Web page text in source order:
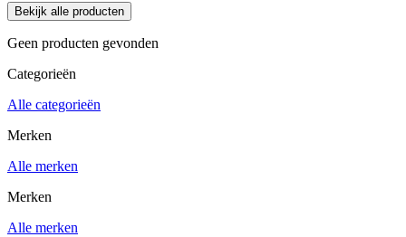
Geen producten gevonden
Categorieën
Alle categorieën
Merken
Alle merken
Merken
Alle merken